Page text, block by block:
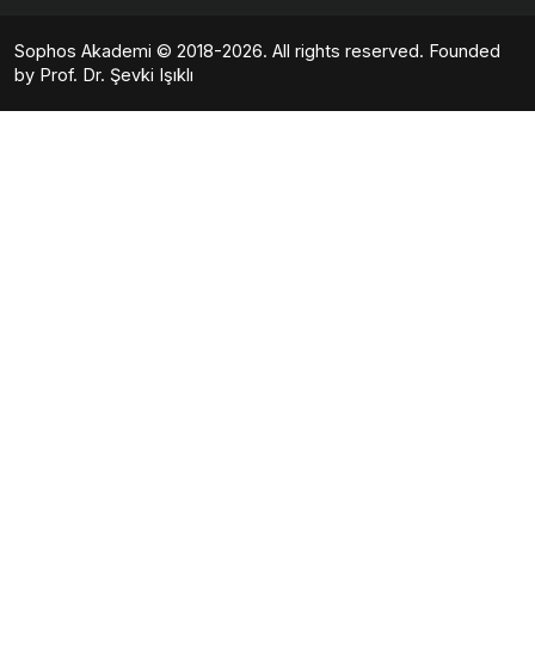
Sophos Akademi © 2018-2026. All rights reserved. Founded
by Prof. Dr. Şevki Işıklı